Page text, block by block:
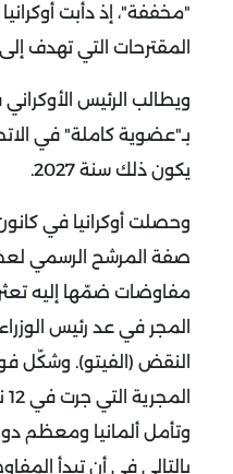
"مخففة"، إذ دأبت
المقترحات التي تهدف
ويطالب الرئيس
بـ"عضوية كاملة" في
يكون ذلك سنة 2027
.
صفة المرشح الرسمي
مفاوضات ضمّها إليه
المجر في عد رئيس
النقض (الفيتو). وشكّل
وتأمل ألمانيا ومعظم
بالتالي في أن تبدأ